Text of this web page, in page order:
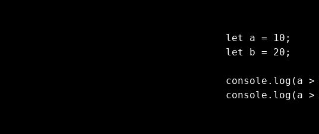
let a = 10 ;
let
b = 20 ;
console . log ( a >
console . log ( a >